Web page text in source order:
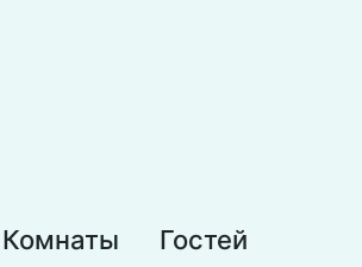
Комнаты Гостей